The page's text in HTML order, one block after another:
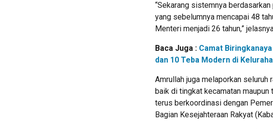
“Sekarang sistemnya
yang sebelumnya mencapai 48
Menteri menjadi 26 tahun,”
Baca Juga : Camat
dan 10 Teba Modern di
Amrullah juga melaporkan seluruh
baik di tingkat kecamatan maupun
terus berkoordinasi dengan
Bagian Kesejahteraan Rakyat